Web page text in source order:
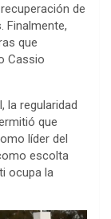
de
Finalmente,
que
Cassio
la regularidad
que
líder del
escolta
ocupa la